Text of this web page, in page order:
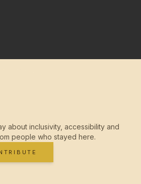
about inclusivity, accessibility and
people who stayed here.